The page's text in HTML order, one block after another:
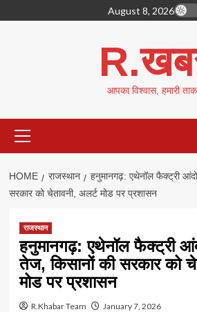
to
August 8, 2026
आपका विश्वास, हमारी
Menu
HOME राजस्थान
हनुमानगढ़: एथेनॉल फैक्ट्री
सरकार को चेतावनी, अलर्ट मोड पर प्रशासन
राजस्थान
हनुमानगढ़: एथेनॉल फैक्ट्री
तेज, किसानों की सरकार को
मोड पर प्रशासन
R.Khabar Team January 7, 2026